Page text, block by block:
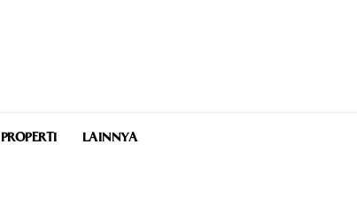
PROPERTI LAINNYA